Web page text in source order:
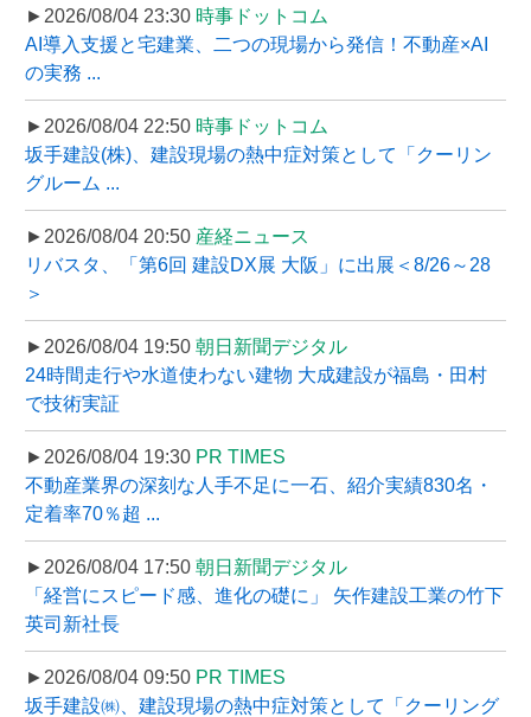
►2026/08/04 23:30 時事ドットコム
AI導入支援と宅建業、二つの現場から発信！不動産×AI
の実務 ...
►2026/08/04 22:50 時事ドットコム
坂手建設(株)、建設現場の熱中症対策として「クーリン
グルーム ...
►2026/08/04 20:50 産経ニュース
リバスタ、「第6回 建設DX展 大阪」に出展＜8/26～28
＞
►2026/08/04 19:50 朝日新聞デジタル
24時間走行や水道使わない建物 大成建設が福島・田村
で技術実証
►2026/08/04 19:30 PR TIMES
不動産業界の深刻な人手不足に一石、紹介実績830名・
定着率70％超 ...
►2026/08/04 17:50 朝日新聞デジタル
「経営にスピード感、進化の礎に」 矢作建設工業の竹下
英司新社長
►2026/08/04 09:50 PR TIMES
坂手建設㈱、建設現場の熱中症対策として「クーリング